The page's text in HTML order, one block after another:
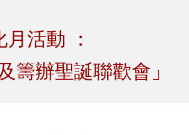
活動 ：
籌辦聖誕聯歡會」